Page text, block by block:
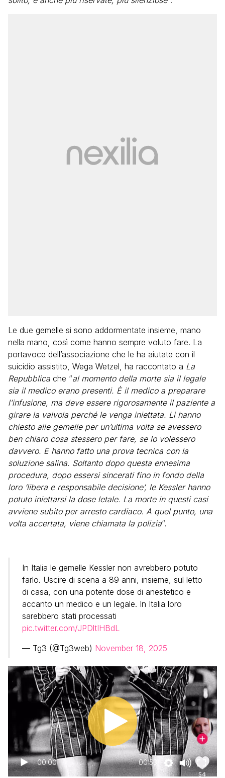
Le due gemelle si sono addormentate insieme, mano
nella mano, così come hanno sempre voluto fare. La
portavoce dell’associazione che le ha aiutate con il
suicidio assistito, Wega Wetzel, ha raccontato a La
Repubblica che “al momento della morte sia il legale
sia il medico erano presenti. È il medico a preparare
l’infusione, ma deve essere rigorosamente il paziente a
girare la valvola perché le venga iniettata. Lì hanno
chiesto alle gemelle per un’ultima volta se avessero
ben chiaro cosa stessero per fare, se lo volessero
davvero. E hanno fatto una prova tecnica con la
soluzione salina. Soltanto dopo questa ennesima
procedura, dopo essersi sincerati fino in fondo della
loro ‘libera e responsabile decisione’, le Kessler hanno
potuto iniettarsi la dose letale. La morte in questi casi
avviene subito per arresto cardiaco. A quel punto, una
volta accertata, viene chiamata la polizia“.
In Italia le gemelle Kessler non avrebbero potuto
farlo. Uscire di scena a 89 anni, insieme, sul letto
di casa, con una potente dose di anestetico e
accanto un medico e un legale. In Italia loro
sarebbero stati processati
pic.twitter.com/JPDltIHBdL
— Tg3 (@Tg3web) November 18, 2025
00:00 00:53